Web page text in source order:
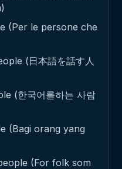
(Per le persone che
(日本語を話す人
(한국어를하는 사람
(Bagi orang yang
(For folk som